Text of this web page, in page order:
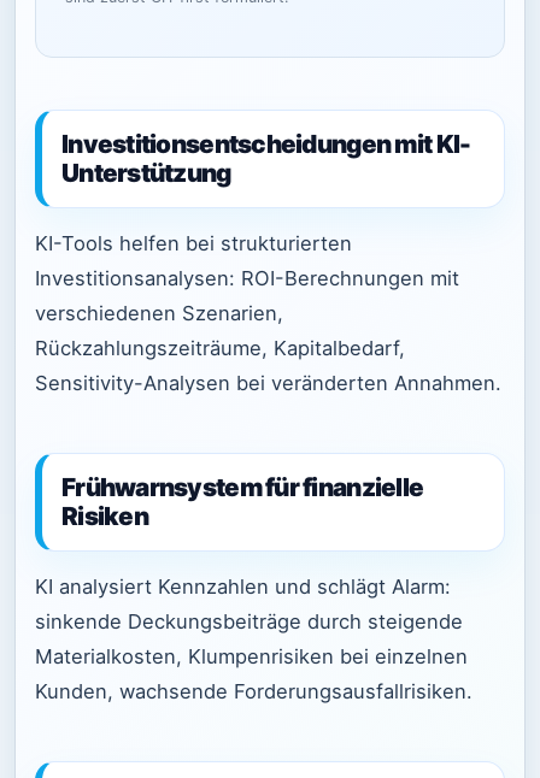
Investitionsentscheidungen mit KI-
Unterstützung
KI-Tools helfen bei strukturierten
Investitionsanalysen: ROI-Berechnungen mit
verschiedenen Szenarien,
Rückzahlungszeiträume, Kapitalbedarf,
Sensitivity-Analysen bei veränderten Annahmen.
Frühwarnsystem für finanzielle
Risiken
KI analysiert Kennzahlen und schlägt Alarm:
sinkende Deckungsbeiträge durch steigende
Materialkosten, Klumpenrisiken bei einzelnen
Kunden, wachsende Forderungsausfallrisiken.